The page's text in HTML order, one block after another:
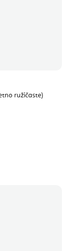
ružičaste)